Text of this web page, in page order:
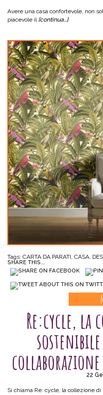
Avere una casa confortevole, non
piacevole il [continua…]
Tags: CARTA DA PARATI, CASA,
SHARE THIS...
Re:cycle, la
22
Si chiama Re: cycle, la collezione